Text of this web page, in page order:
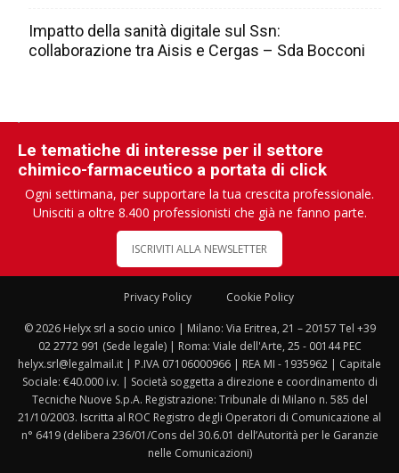
Impatto della sanità digitale sul Ssn:
collaborazione tra Aisis e Cergas – Sda Bocconi
Le tematiche di interesse per il settore
chimico-farmaceutico a portata di click
Ogni settimana, per supportare la tua crescita professionale.
Unisciti a oltre 8.400 professionisti che già ne fanno parte.
ISCRIVITI ALLA NEWSLETTER
Privacy Policy Cookie Policy
© 2026 Helyx srl a socio unico | Milano: Via Eritrea, 21 – 20157 Tel +39
02 2772 991 (Sede legale) | Roma: Viale dell'Arte, 25 - 00144 PEC
helyx.srl@legalmail.it | P.IVA 07106000966 | REA MI - 1935962 | Capitale
Sociale: €40.000 i.v. | Società soggetta a direzione e coordinamento di
Tecniche Nuove S.p.A. Registrazione: Tribunale di Milano n. 585 del
21/10/2003. Iscritta al ROC Registro degli Operatori di Comunicazione al
n° 6419 (delibera 236/01/Cons del 30.6.01 dell’Autorità per le Garanzie
nelle Comunicazioni)